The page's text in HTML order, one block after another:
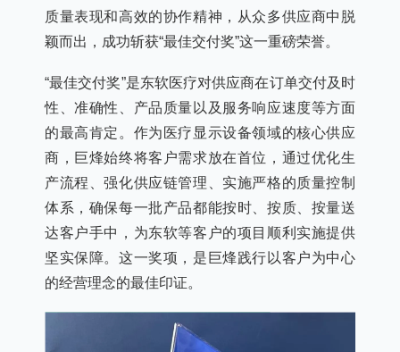
质量表现和高效的协作精神，从众多供应商中脱
颖而出，成功斩获“最佳交付奖”这一重磅荣誉。
“最佳交付奖”是东软医疗对供应商在订单交付及时
性、准确性、产品质量以及服务响应速度等方面
的最高肯定。作为医疗显示设备领域的核心供应
商，巨烽始终将客户需求放在首位，通过优化生
产流程、强化供应链管理、实施严格的质量控制
体系，确保每一批产品都能按时、按质、按量送
达客户手中，为东软等客户的项目顺利实施提供
坚实保障。这一奖项，是巨烽践行以客户为中心
的经营理念的最佳印证。